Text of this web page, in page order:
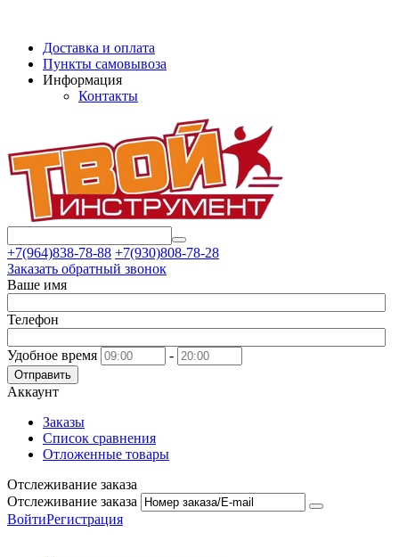
Доставка и оплата
Пункты самовывоза
Информация
Контакты
+7(964)838-78-88 +7(930)808-78-28
Заказать обратный звонок
Ваше имя
Телефон
Удобное время -
Отправить
Аккаунт
Заказы
Список сравнения
Отложенные товары
Отслеживание заказа
Отслеживание заказа
ВойтиРегистрация